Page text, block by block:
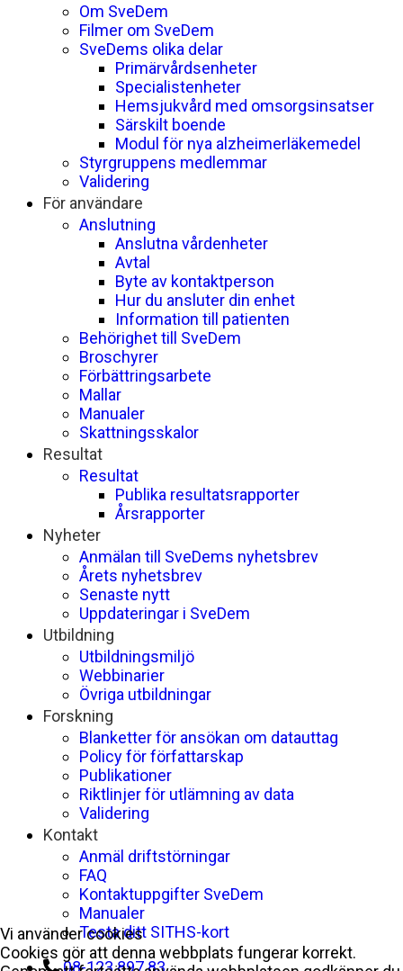
Om SveDem
Filmer om SveDem
SveDems olika delar
Primärvårdsenheter
Specialistenheter
Hemsjukvård med omsorgsinsatser
Särskilt boende
Modul för nya alzheimerläkemedel
Styrgruppens medlemmar
Validering
För användare
Anslutning
Anslutna vårdenheter
Avtal
Byte av kontaktperson
Hur du ansluter din enhet
Information till patienten
Behörighet till SveDem
Broschyrer
Förbättringsarbete
Mallar
Manualer
Skattningsskalor
Resultat
Resultat
Publika resultatsrapporter
Årsrapporter
Nyheter
Anmälan till SveDems nyhetsbrev
Årets nyhetsbrev
Senaste nytt
Uppdateringar i SveDem
Utbildning
Utbildningsmiljö
Webbinarier
Övriga utbildningar
Forskning
Blanketter för ansökan om datauttag
Policy för författarskap
Publikationer
Riktlinjer för utlämning av data
Validering
Kontakt
Anmäl driftstörningar
FAQ
Kontaktuppgifter SveDem
Manualer
Testa ditt SITHS-kort
08-123 897 83
Vi använder cookies
Cookies gör att denna webbplats fungerar korrekt.